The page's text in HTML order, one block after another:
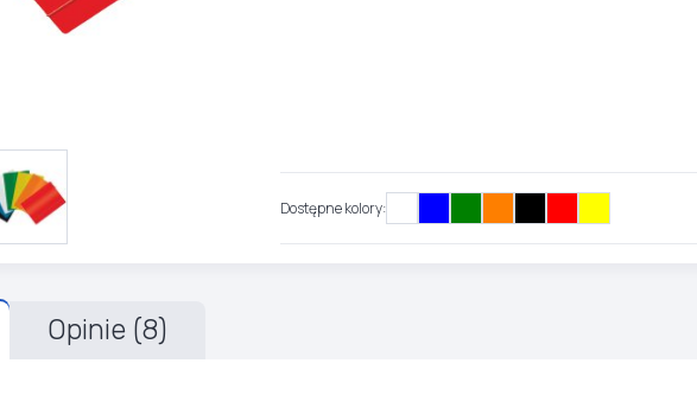
Dostępne kolory:
Opinie (8)